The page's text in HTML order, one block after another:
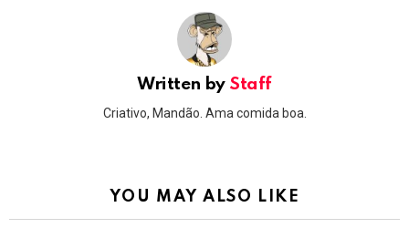
Written by Staff
Criativo, Mandão. Ama comida boa.
YOU MAY ALSO LIKE